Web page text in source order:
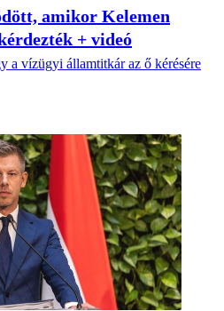
amikor Kelemen
+ videó
a vízügyi államtitkár az ő kérésére